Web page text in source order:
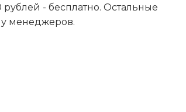
- бесплатно. Остальные
у менеджеров.